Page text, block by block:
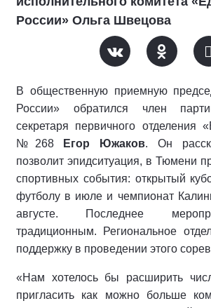
России» Ольга Швецова
В общественную приемную
России» обратился член
секретаря первичного отделения
№268
Егор Южаков. Он
позволит эпидситуация, в Тюмени
спортивных события: открытый
футболу в июле и чемпионат
августе. Последнее
традиционным. Региональное
поддержку в проведении этого
«Нам хотелось бы расширить
пригласить как можно больше